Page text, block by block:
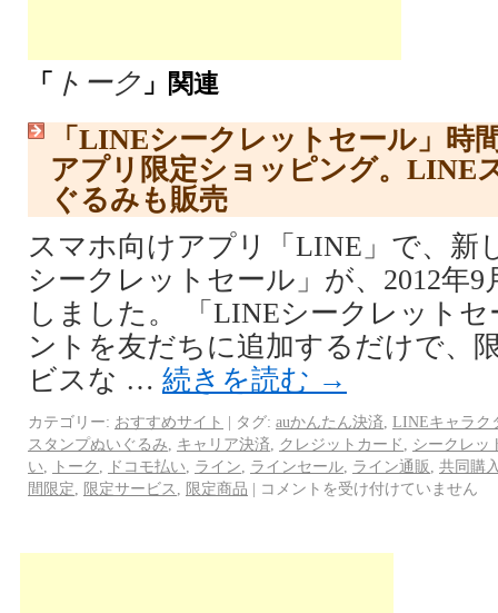
「 トーク 」関連
「LINEシークレットセール」時
アプリ限定ショッピング。LINE
ぐるみも販売
スマホ向けアプリ「LINE」で、新
シークレットセール」が、2012年
しました。 「LINEシークレット
ントを友だちに追加するだけで、
ビスな … 続きを読む →
カテゴリー: おすすめサイト | タグ: auかんたん決済 LINEキャラク
スタンプぬいぐるみ
キャリア決済 クレジットカード
シークレッ
い
トーク ドコモ払い ライン ラインセール ライン通販
共同購
間限定
限定サービス 限定商品 | コメントを受け付けていません